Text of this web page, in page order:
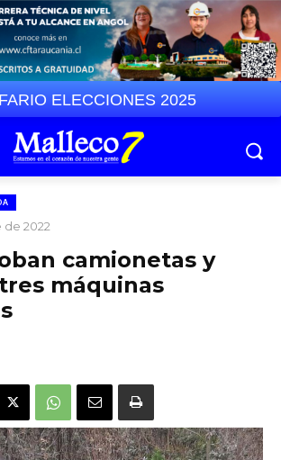
ELECCIONES 2025
2022
camionetas y
máquinas